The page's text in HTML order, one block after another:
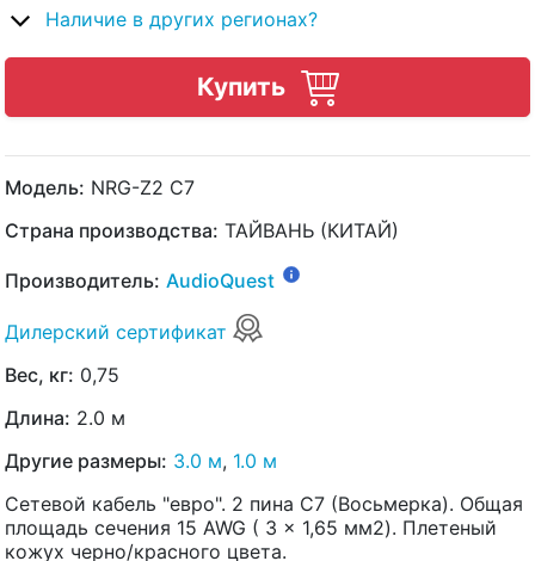
Наличие в других регионах?
Купить
Модель: NRG-Z2 C7
Страна производства: ТАЙВАНЬ (КИТАЙ)
Производитель: AudioQuest
Дилерский сертификат
Вес, кг: 0,75
Длина: 2.0 м
Другие размеры: 3.0 м, 1.0 м
Сетевой кабель "евро". 2 пина С7 (Восьмерка). Общая
площадь сечения 15 AWG ( 3 x 1,65 мм2). Плетеный
кожух черно/красного цвета.